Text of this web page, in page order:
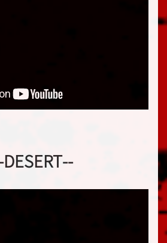
--DESERT--